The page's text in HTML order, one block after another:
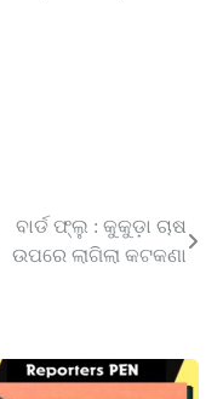
ବାର୍ଡ ଫ୍ଲୁ : କୁକୁଡ଼ା ଚାଷ
ଉପରେ ଲାଗିଲା କଟକଣା